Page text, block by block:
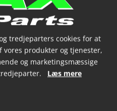
tredjeparters cookies for at
produkter og tjenester,
og marketingsmæssige
Læs mere